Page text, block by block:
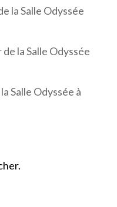
la Salle Odyssée
la Salle Odyssée
Salle Odyssée à